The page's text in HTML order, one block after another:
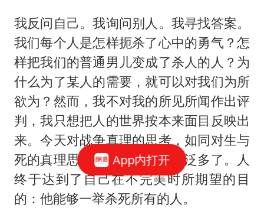
我反问自己。我询问别人。我寻找答案。
我们每个人是怎样扼杀了心中的勇气？怎
样把我们的普通男儿变成了杀人的人？为
什么为了某人的需要，就可以对我们为所
欲为？然而，我不对我的所见所闻作出评
判，我只想把人的世界按本来面目反映出
来。今天对战争真理的思考，如同对生与
死的真理思考一样，比过去广泛多了。人
终于达到了自己在不完美时所期望的目
的：他能够一举杀死所有的人。
App内打开